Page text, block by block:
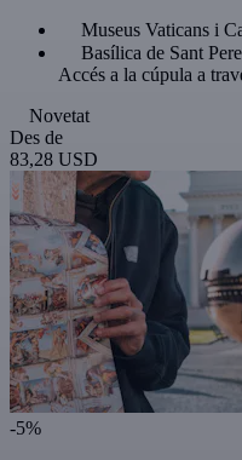
Museus Vaticans i
Basílica de Sant
Accés a la cúpula a
Novetat
Des de
83,28 USD
-5%